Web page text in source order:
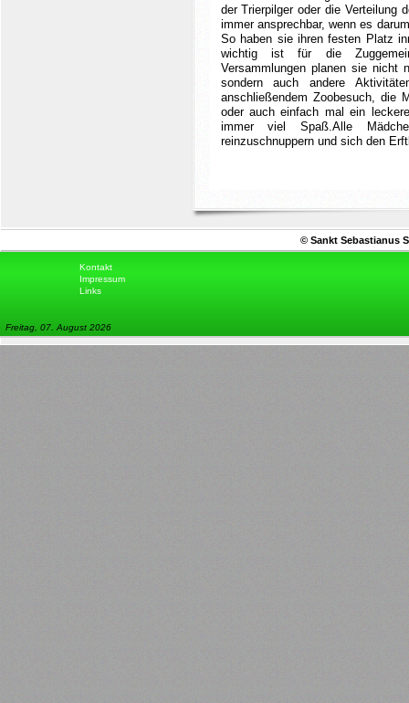
der Trierpilger oder die Verteilung
immer ansprechbar, wenn es
So haben sie ihren festen Platz
wichtig ist für die
Versammlungen planen sie nicht
sondern auch andere
anschließendem Zoobesuch, die
oder auch einfach mal ein
immer viel Spaß.Alle
reinzuschnuppern und sich den
© Sankt Sebastianus
Kontakt
Impressum
Links
Freitag, 07. August 2026